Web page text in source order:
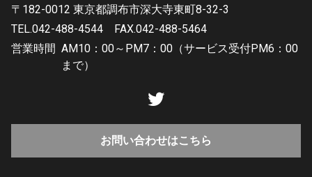
〒182-0012 東京都調布市深大寺東町8-32-3
TEL.042-488-4544
FAX.042-488-5464
営業時間 AM10：00～PM7：00（サービス受付PM6：00
まで）
お問い合わせはこちら